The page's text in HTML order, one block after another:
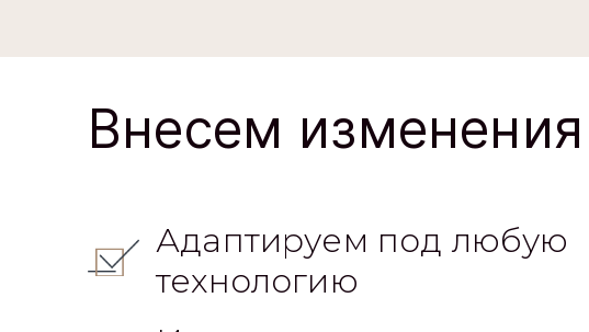
Внесем
Адаптируем под любую
технологию